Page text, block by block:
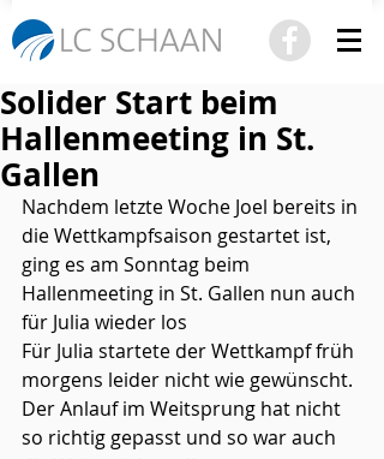
Solider Start beim
Hallenmeeting in St.
Gallen
Nachdem letzte Woche Joel bereits in
die Wettkampfsaison gestartet ist,
ging es am Sonntag beim
Hallenmeeting in St. Gallen nun auch
für Julia wieder los
Für Julia startete der Wettkampf früh
morgens leider nicht wie gewünscht.
Der Anlauf im Weitsprung hat nicht
so richtig gepasst und so war auch